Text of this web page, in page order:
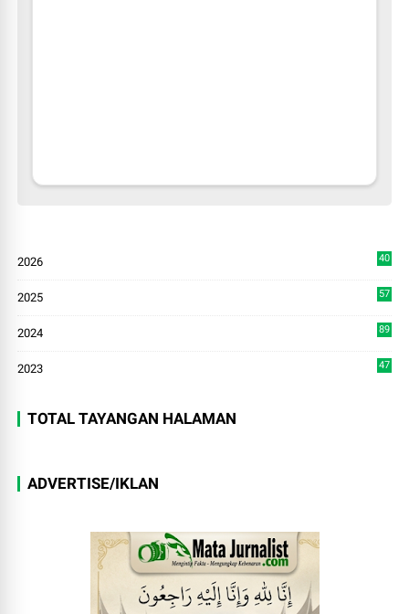
2026
40
2025
57
2024
89
2023 47
TOTAL TAYANGAN HALAMAN
ADVERTISE/IKLAN